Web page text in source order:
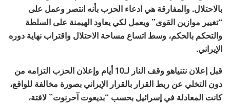
بالاحتلال. والمفارقة هي ادعاء الحزب بأنه انتصر وعمل على
“تغيير موازين القوى” ويعمل لكي يعاود الهيمنة على السلطة
والتحكم بالحكم، وسط اتساع مساحة الاحتلال واقتراب نهاية دوره
الإيراني.
قبل إعلان نتنياهو وقف النار لـ10 أيام وإعلان الحزب التزامه من
دون التخلي عن ربط القرار بالقرار الإيراني بصورة مخالفة للواقع،
كانت المعادلة في إسرائيل بحسب “بديعوت آحرنوت” لافتة،